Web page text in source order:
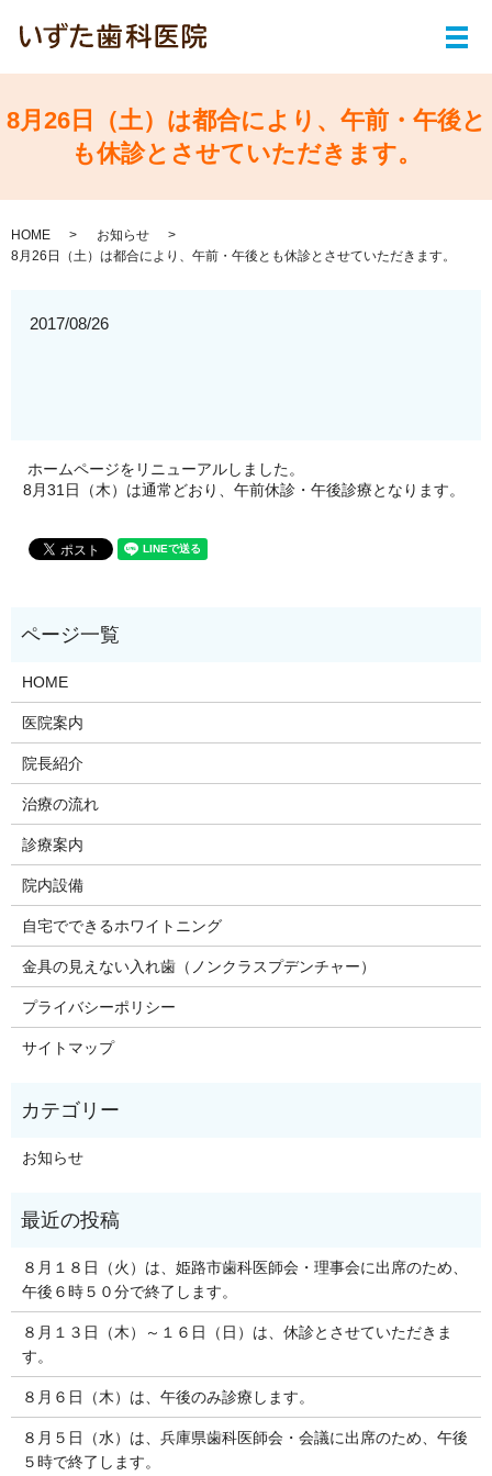
メ
8月26日（土）は都合により、午前・午後と
も休診とさせていただきます。
HOME
お知らせ
8月26日（土）は都合により、午前・午後とも休診とさせていただきます。
2017/08/26
ホームページをリニューアルしました。
8月31日（木）は通常どおり、午前休診・午後診療となります。
HOME
医院案内
院長紹介
治療の流れ
診療案内
院内設備
自宅でできるホワイトニング
金具の見えない入れ歯（ノンクラスプデンチャー）
プライバシーポリシー
サイトマップ
お知らせ
８月１８日（火）は、姫路市歯科医師会・理事会に出席のため、
午後６時５０分で終了します。
８月１３日（木）～１６日（日）は、休診とさせていただきま
す。
８月６日（木）は、午後のみ診療します。
８月５日（水）は、兵庫県歯科医師会・会議に出席のため、午後
５時で終了します。